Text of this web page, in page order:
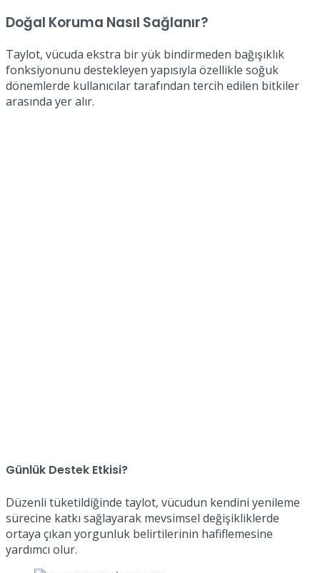
Doğal Koruma Nasıl Sağlanır?
Taylot, vücuda ekstra bir yük bindirmeden bağışıklık
fonksiyonunu destekleyen yapısıyla özellikle soğuk
dönemlerde kullanıcılar tarafından tercih edilen bitkiler
arasında yer alır.
Günlük Destek Etkisi?
Düzenli tüketildiğinde taylot, vücudun kendini yenileme
sürecine katkı sağlayarak mevsimsel değişikliklerde
ortaya çıkan yorgunluk belirtilerinin hafiflemesine
yardımcı olur.